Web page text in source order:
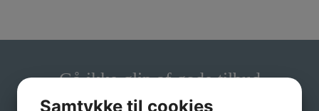
Gå ikke glip af gode tilbud
Samtykke til cookies